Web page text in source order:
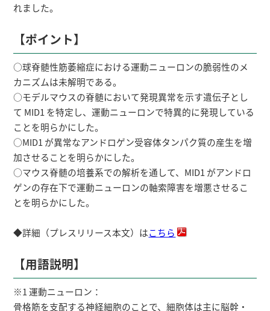
れました。
【ポイント】
○球脊髄性筋萎縮症における運動ニューロンの脆弱性のメ
カニズムは未解明である。
○モデルマウスの脊髄において発現異常を示す遺伝子とし
て MID1 を特定し、運動ニューロンで特異的に発現している
ことを明らかにした。
○MID1 が異常なアンドロゲン受容体タンパク質の産生を増
加させることを明らかにした。
○マウス脊髄の培養系での解析を通して、MID1 がアンドロ
ゲンの存在下で運動ニューロンの軸索障害を増悪させるこ
とを明らかにした。
◆詳細（プレスリリース本文）はこちら
【用語説明】
※1 運動ニューロン：
骨格筋を支配する神経細胞のことで、細胞体は主に脳幹・